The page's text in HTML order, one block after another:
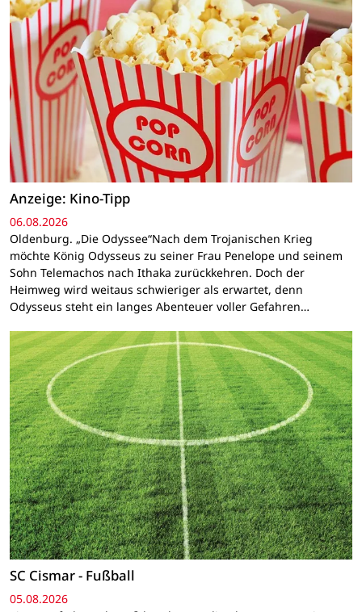
Anzeige: Kino-Tipp
06.08.2026
Oldenburg. „Die Odyssee“Nach dem Trojanischen Krieg
möchte König Odysseus zu seiner Frau Penelope und seinem
Sohn Telemachos nach Ithaka zurückkehren. Doch der
Heimweg wird weitaus schwieriger als erwartet, denn
Odysseus steht ein langes Abenteuer voller Gefahren…
SC Cismar - Fußball
05.08.2026